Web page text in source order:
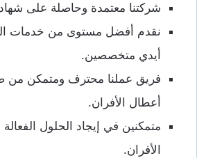
شركتنا معتمدة وحاصلة على
نقدم أفضل مستوى من خدمات
أيدي متخصصين.
فريق عملنا محترف ومتمكن من
أعطال الأفران.
متمكنين في إيجاد الحلول
الأفران.